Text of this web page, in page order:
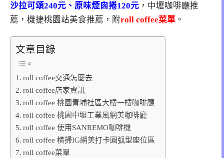
沙拉可頌240元、原味煙囪捲120元 ，中壢咖啡廳推
薦，機捷桃園站美食推薦，附roll coffee菜單 。
文章目錄
roll coffee交通怎麼去
roll coffee店家資訊
roll coffee 桃園青埔社區大樓一樓咖啡廳
roll coffee 桃園中壢工業風網美咖啡廳
roll coffee 使用SANREMO咖啡機
roll coffee 橫掃IG網美打卡圓弧型座位區
roll coffee菜單